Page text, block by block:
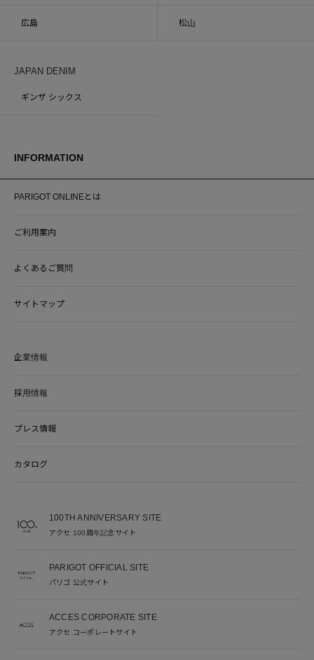
広島 松山
JAPAN DENIM
ギンザ シックス
INFORMATION
PARIGOT ONLINEとは
ご利用案内
よくあるご質問
サイトマップ
企業情報
採用情報
プレス情報
カタログ
100TH ANNIVERSARY SITE
アクセ 100周年記念サイト
PARIGOT OFFICIAL SITE
パリゴ 公式サイト
ACCES CORPORATE SITE
アクセ コーポレートサイト